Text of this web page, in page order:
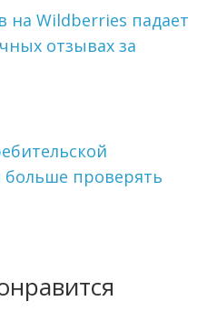
на Wildberries падает
отзывах за
больше проверять